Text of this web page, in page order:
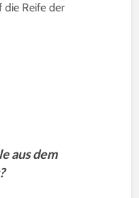
die Reife der
aus dem